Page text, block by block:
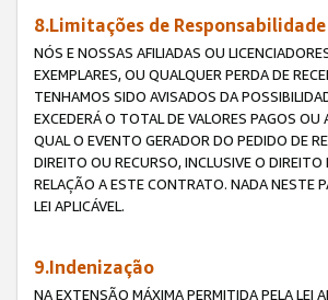
8.Limitações de Responsabilidade
NÓS E NOSSAS AFILIADAS OU
EXEMPLARES, OU QUALQUER PERDA DE
TENHAMOS SIDO AVISADOS DA
EXCEDERÁ O TOTAL DE VALORES PAGOS
QUAL O EVENTO GERADOR DO PEDIDO DE
DIREITO OU RECURSO, INCLUSIVE O
RELAÇÃO A ESTE CONTRATO. NADA NESTE
LEI APLICÁVEL.
9.Indenização
NA EXTENSÃO MÁXIMA PERMITIDA PELA LEI